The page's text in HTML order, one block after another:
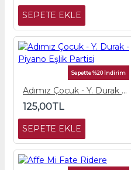
SEPETE EKLE
Sepette %20 İndirim
Adımız Çocuk - Y. Durak - Piyano Eşlik Partisi
125,00TL
SEPETE EKLE